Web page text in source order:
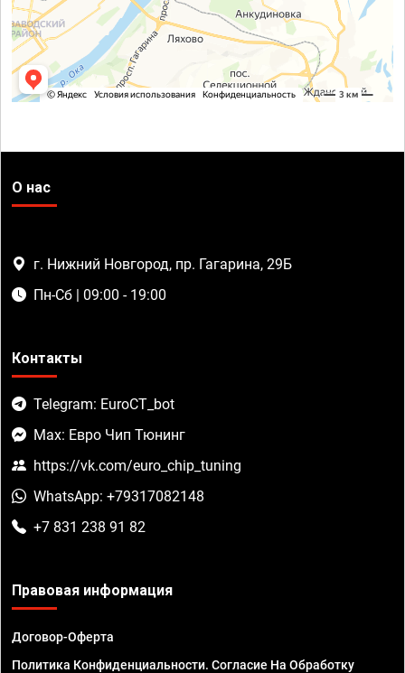
О нас
г. Нижний Новгород, пр. Гагарина, 29Б
Пн-Сб | 09:00 - 19:00
Контакты
Telegram: EuroCT_bot
Max: Евро Чип Тюнинг
https://vk.com/euro_chip_tuning
WhatsApp: +79317082148
+7 831 238 91 82
Правовая информация
Договор-Оферта
Политика Конфиденциальности. Согласие На Обработку